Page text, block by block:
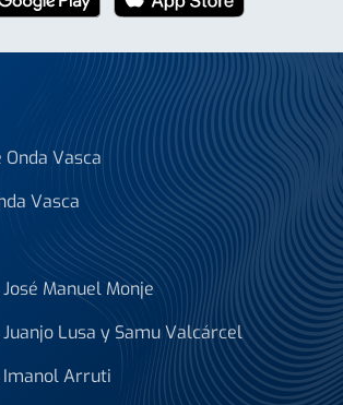
Vasca
Vasca
Manuel Monje
Lusa y Samu Valcárcel
Imanol Arruti